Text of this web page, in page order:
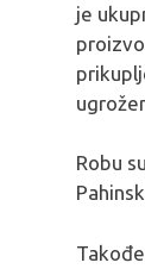
je
Robu